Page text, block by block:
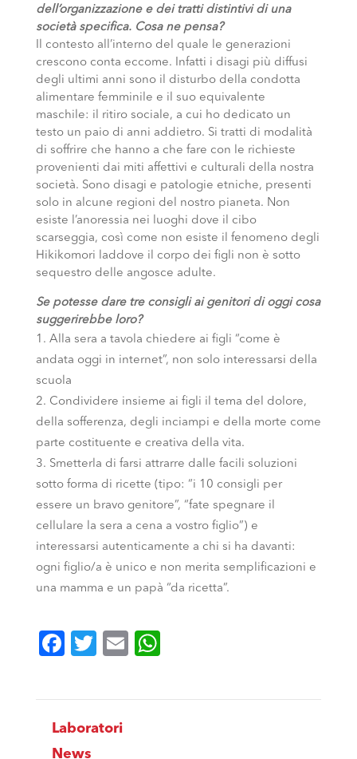
dell’organizzazione e dei tratti distintivi di una
società specifica. Cosa ne pensa?
Il contesto all’interno del quale le generazioni
crescono conta eccome. Infatti i disagi più diffusi
degli ultimi anni sono il disturbo della condotta
alimentare femminile e il suo equivalente
maschile: il ritiro sociale, a cui ho dedicato un
testo un paio di anni addietro. Si tratti di modalità
di soffrire che hanno a che fare con le richieste
provenienti dai miti affettivi e culturali della nostra
società. Sono disagi e patologie etniche, presenti
solo in alcune regioni del nostro pianeta. Non
esiste l’anoressia nei luoghi dove il cibo
scarseggia, così come non esiste il fenomeno degli
Hikikomori laddove il corpo dei figli non è sotto
sequestro delle angosce adulte.
Se potesse dare tre consigli ai genitori di oggi cosa
suggerirebbe loro?
Alla sera a tavola chiedere ai figli “come è
andata oggi in internet”, non solo interessarsi della
scuola
Condividere insieme ai figli il tema del dolore,
della sofferenza, degli inciampi e della morte come
parte costituente e creativa della vita.
Smetterla di farsi attrarre dalle facili soluzioni
sotto forma di ricette (tipo: “i 10 consigli per
essere un bravo genitore”, “fate spegnare il
cellulare la sera a cena a vostro figlio”) e
interessarsi autenticamente a chi si ha davanti:
ogni figlio/a è unico e non merita semplificazioni e
una mamma e un papà “da ricetta”.
Facebook
Twitter
Email
Laboratori
News